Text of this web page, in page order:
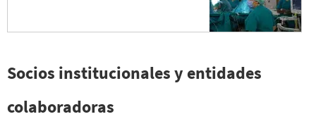
Socios institucionales y entidades
colaboradoras